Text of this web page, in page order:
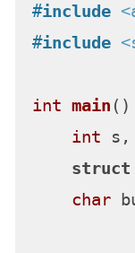
#include
#include
int main ()
int
struct
char